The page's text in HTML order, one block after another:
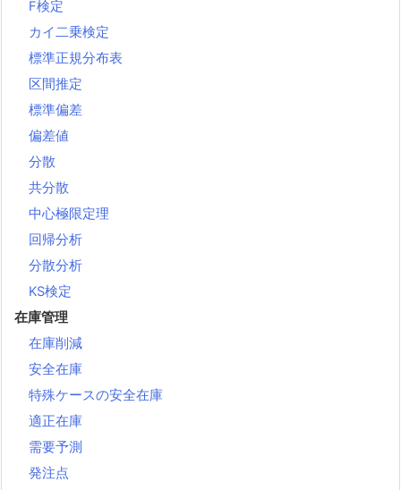
F検定
カイ二乗検定
標準正規分布表
区間推定
標準偏差
偏差値
分散
共分散
中心極限定理
回帰分析
分散分析
KS検定
在庫管理
在庫削減
安全在庫
特殊ケースの安全在庫
適正在庫
需要予測
発注点